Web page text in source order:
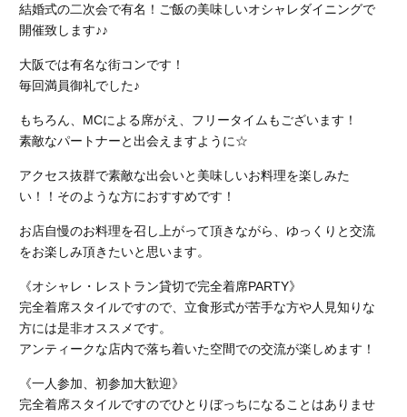
結婚式の二次会で有名！ご飯の美味しいオシャレダイニングで
開催致します♪♪
大阪では有名な街コンです！
毎回満員御礼でした♪
もちろん、MCによる席がえ、フリータイムもございます！
素敵なパートナーと出会えますように☆
アクセス抜群で素敵な出会いと美味しいお料理を楽しみた
い！！そのような方におすすめです！
お店自慢のお料理を召し上がって頂きながら、ゆっくりと交流
をお楽しみ頂きたいと思います。
《オシャレ・レストラン貸切で完全着席PARTY》
完全着席スタイルですので、立食形式が苦手な方や人見知りな
方には是非オススメです。
アンティークな店内で落ち着いた空間での交流が楽しめます！
《一人参加、初参加大歓迎》
完全着席スタイルですのでひとりぼっちになることはありませ